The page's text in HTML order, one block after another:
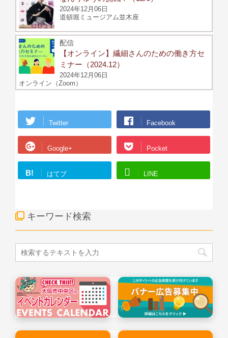
2024年12月06日
道頓堀ミュージアム並木座
配信
【オンライン】繊細さんのための働き方セ
ミナー（2024.12）
2024年12月06日
オンライン（Zoom）
Twitter Facebook
Google+ Pocket
B! はてブ LINE
キーワード検索